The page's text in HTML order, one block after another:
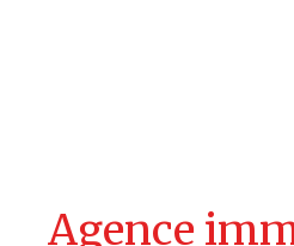
Agence